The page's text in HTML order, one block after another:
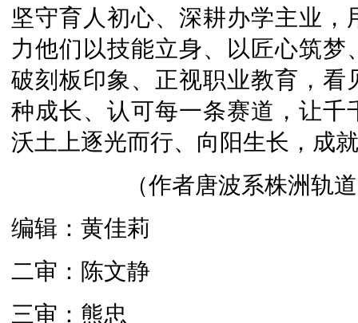
坚守育人初心、深耕办学主业
力他们以技能立身、以匠心筑
破刻板印象、正视职业教育，
种成长、认可每一条赛道，让
沃土上逐光而行、向阳生长，成
（作者唐波系株洲轨
编辑：黄佳莉
二审：陈文静
三审：熊忠